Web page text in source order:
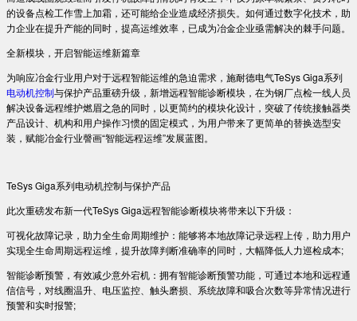
的设备点检工作雪上加霜，还可能给企业造成经济损失。如何通过数字化技术，助
力企业在提升产能的同时，提高运维效率，已成为冶金企业亟需解决的棘手问题。
全新模块，开启智能运维新篇章
为响应冶金行业用户对于远程智能运维的急迫需求，施耐德电气TeSys Giga系列
电动机控制与保护产品重磅升级，新增远程智能诊断模块，在为钢厂点检一线人员
解决设备远程维护燃眉之急的同时，以更简约的模块化设计，突破了传统接触器类
产品设计、机构和用户操作习惯的固定模式，为用户带来了更简单的替换选型安
装，赋能冶金行业謦画“智能远程运维”发展蓝图。
TeSys Giga系列电动机控制与保护产品
此次重磅发布新一代TeSys Giga远程智能诊断模块将带来以下升级：
可视化故障记录，助力全生命周期维护：能够将本地故障记录远程上传，助力用户
实现全生命周期远程运维，提升故障判断准确率的同时，大幅降低人力巡检成本;
智能诊断预警，有效减少意外宕机：拥有智能诊断预警功能，可通过本地和远程通
信信号，对线圈温升、电压监控、触头磨损、系统故障和吸合次数等异常情况进行
预警和实时报警;